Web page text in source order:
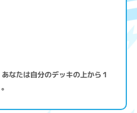
なたは自分のデッキの上から１